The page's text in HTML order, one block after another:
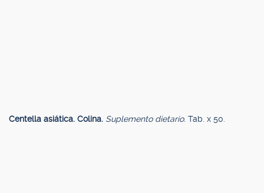
Centella asiática. Colina. Suplemento dietario. Tab. x 50.